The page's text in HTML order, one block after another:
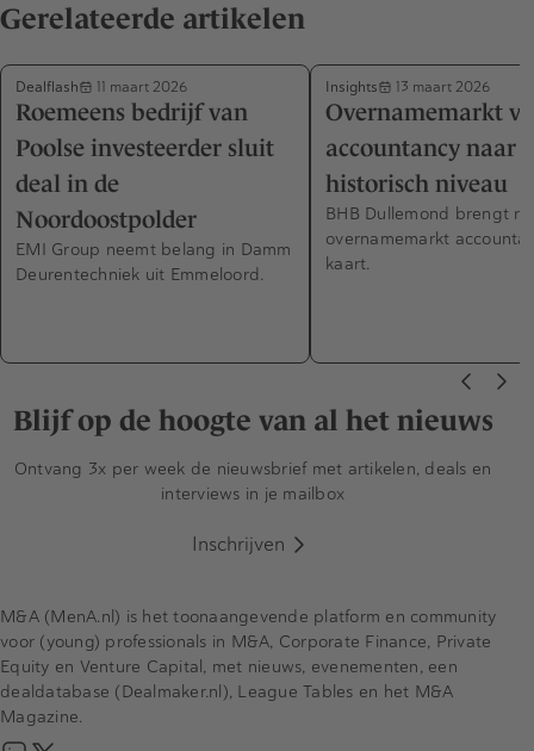
Gerelateerde artikelen
Dealflash 11 maart 2026
Roemeens bedrijf van
Poolse investeerder sluit
deal in de
Noordoostpolder
EMI Group neemt belang in Damm
Deurentechniek uit Emmeloord.
Insights 13 maart 2026
Overnamemarkt
accountancy naar
historisch niveau
BHB Dullemond brengt
overnamemarkt
kaart.
Blijf op de hoogte van al het nieuws
Ontvang 3x per week de nieuwsbrief met artikelen, deals en
interviews in je mailbox
Inschrijven
M&A (MenA.nl) is het toonaangevende platform en community
voor (young) professionals in M&A, Corporate Finance, Private
Equity en Venture Capital, met nieuws, evenementen, een
dealdatabase (Dealmaker.nl), League Tables en het M&A
Magazine.